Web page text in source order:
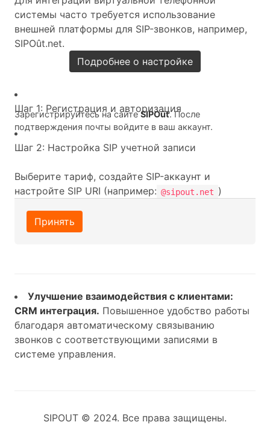
системы часто требуется использование
внешней платформы для SIP-звонков, например,
SIPOût.net.
Подробнее о настройке
Шаг 1: Регистрация и авторизация
Зарегистрируйтесь на сайтеSIPOût. После
подтверждения почты войдите в ваш аккаунт.
Шаг 2: Настройка SIP учетной записи
Выберите тариф, создайте SIP-аккаунт и
настройте SIP URI (например: @sipout.net )
Принять
Улучшение взаимодействия с клиентами:
CRM интеграция. Повышенное удобство работы
благодаря автоматическому связыванию
звонков с соответствующими записями в
системе управления.
SIPOUT © 2024. Все права защищены.